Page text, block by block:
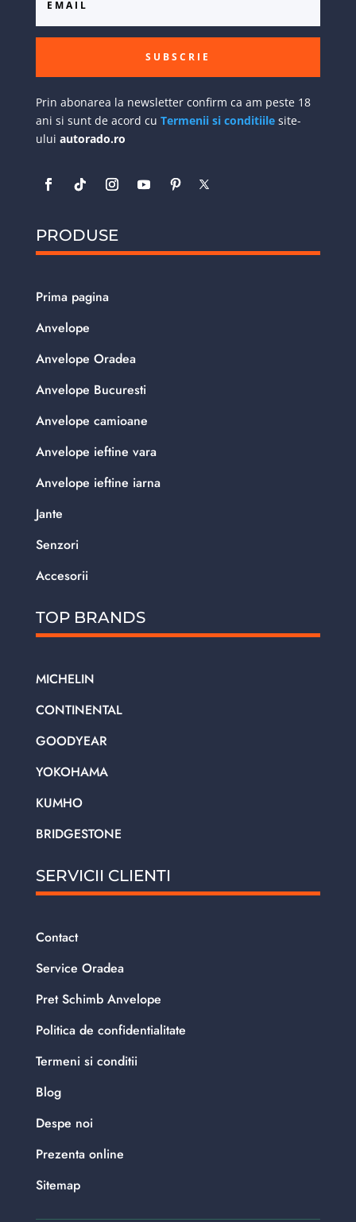
SUBSCRIE
Prin abonarea la newsletter confirm ca am peste 18
ani si sunt de acord cu Termenii si conditiilesite-
ului autorado.ro
PRODUSE
Prima pagina
Anvelope
Anvelope Oradea
Anvelope Bucuresti
Anvelope camioane
Anvelope ieftine vara
Anvelope ieftine iarna
Jante
Senzori
Accesorii
TOP BRANDS
MICHELIN
CONTINENTAL
GOODYEAR
YOKOHAMA
KUMHO
BRIDGESTONE
SERVICII CLIENTI
Contact
Service Oradea
Pret Schimb Anvelope
Politica de confidentialitate
Termeni si conditii
Blog
Despe noi
Prezenta online
Sitemap